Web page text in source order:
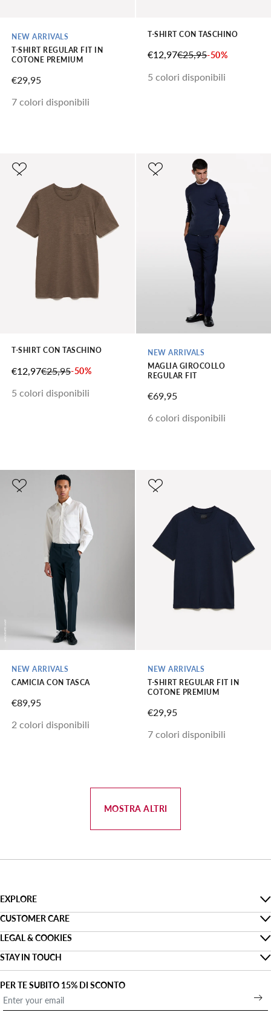
NEW ARRIVALS
T-SHIRT REGULAR FIT IN
COTONE PREMIUM
PREZZO SCONTATO
€29,95
7 colori disponibili
T-SHIRT CON TASCHINO
PREZZO SCONTATO
€12,97PREZZO
€25,95-50%
5 colori disponibili
T-SHIRT CON TASCHINO
PREZZO SCONTATO
€12,97PREZZO
€25,95-50%
5 colori disponibili
NEW ARRIVALS
MAGLIA GIROCOLLO
REGULAR FIT
PREZZO SCONTATO
€69,95
6 colori disponibili
NEW ARRIVALS
CAMICIA CON TASCA
PREZZO SCONTATO
€89,95
2 colori disponibili
NEW ARRIVALS
T-SHIRT REGULAR FIT IN
COTONE PREMIUM
PREZZO SCONTATO
€29,95
7 colori disponibili
MOSTRA ALTRI
EXPLORE
The Denim Guide
Sostenibilità
Smaltimento imballaggi
About us
Denim For Two
CUSTOMER CARE
Faq
Trova il mio ordine
Spedizione
Pagamento
LEGAL & COOKIES
Privacy
Condizioni di vendita
STAY IN TOUCH
Trova un negozio
Apri un negozio
PER TE SUBITO 15% DI SCONTO